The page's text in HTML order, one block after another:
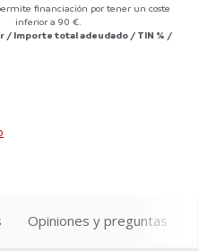
financiación por tener un coste
inferior a 90 €.
/ Importe total adeudado / TIN % /
Opiniones y preguntas